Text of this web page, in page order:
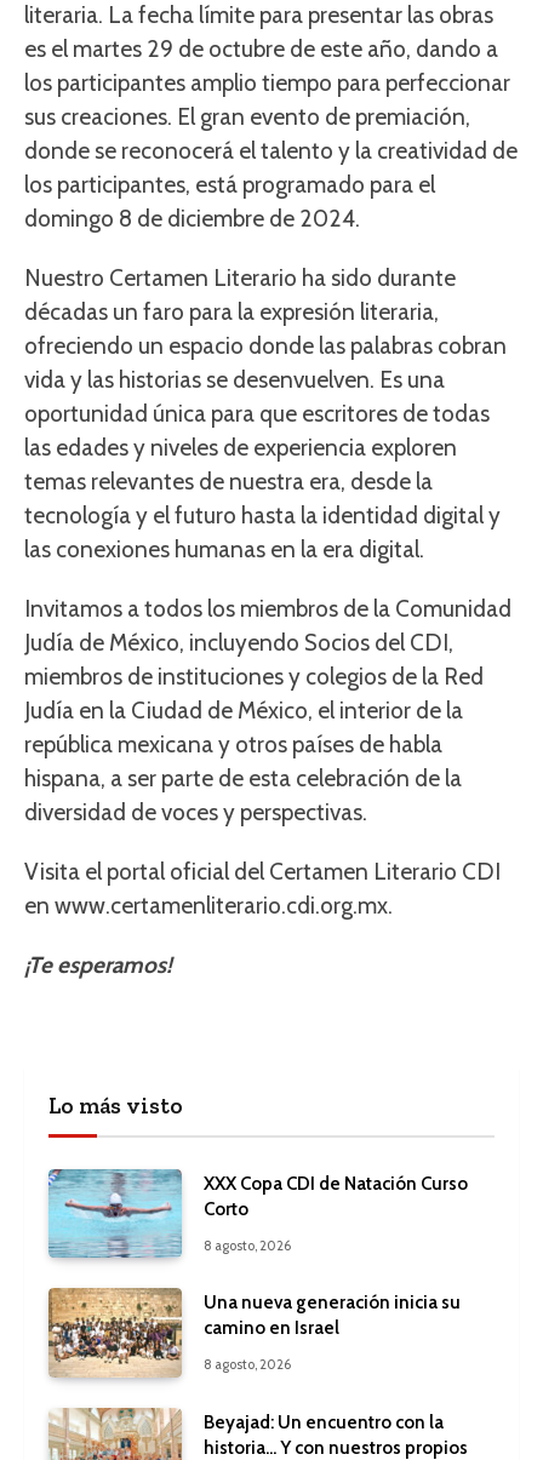
literaria. La fecha límite para presentar las obras
es el martes 29 de octubre de este año, dando a
los participantes amplio tiempo para perfeccionar
sus creaciones. El gran evento de premiación,
donde se reconocerá el talento y la creatividad de
los participantes, está programado para el
domingo 8 de diciembre de 2024.
Nuestro Certamen Literario ha sido durante
décadas un faro para la expresión literaria,
ofreciendo un espacio donde las palabras cobran
vida y las historias se desenvuelven. Es una
oportunidad única para que escritores de todas
las edades y niveles de experiencia exploren
temas relevantes de nuestra era, desde la
tecnología y el futuro hasta la identidad digital y
las conexiones humanas en la era digital.
Invitamos a todos los miembros de la Comunidad
Judía de México, incluyendo Socios del CDI,
miembros de instituciones y colegios de la Red
Judía en la Ciudad de México, el interior de la
república mexicana y otros países de habla
hispana, a ser parte de esta celebración de la
diversidad de voces y perspectivas.
Visita el portal oficial del Certamen Literario CDI
en www.certamenliterario.cdi.org.mx.
¡Te esperamos!
Lo más visto
XXX Copa CDI de Natación Curso
Corto
8 agosto, 2026
Una nueva generación inicia su
camino en Israel
8 agosto, 2026
Beyajad: Un encuentro con la
historia… Y con nuestros propios